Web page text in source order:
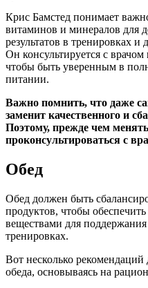
Крис Бамстед понимает
витаминов и минералов для
результатов в тренировках
Он консультируется с
чтобы быть уверенным в
питании.
Важно помнить, что даже
заменит качественного и
Поэтому, прежде чем
проконсультироваться с
Обед
Обед должен быть
продуктов, чтобы
веществами для
тренировках.
Вот несколько рекомендаций
обеда, основываясь на